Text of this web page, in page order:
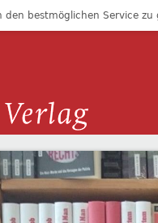
den bestmöglichen Service